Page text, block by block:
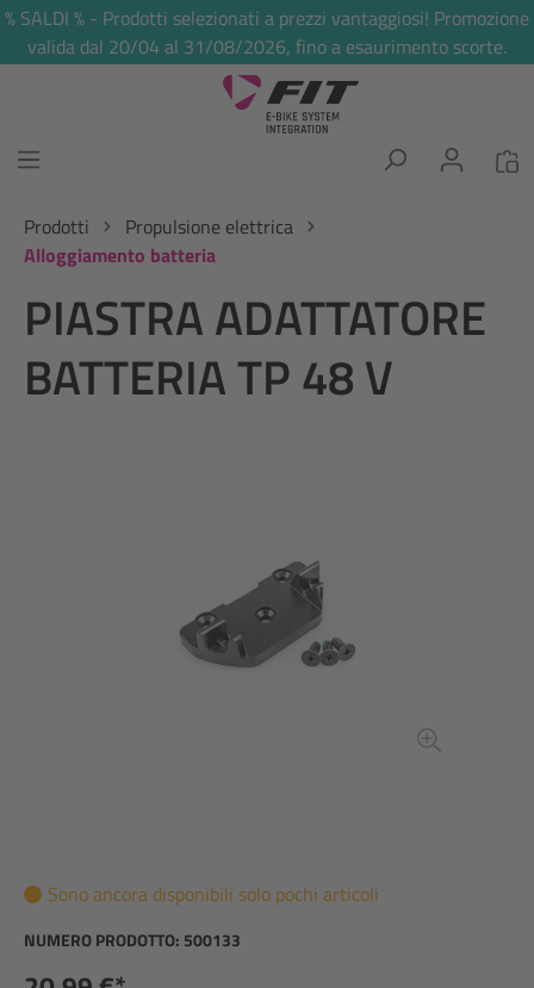
principale
% SALDI % - Prodotti selezionati a prezzi vantaggiosi! Promozione
valida dal 20/04 al 31/08/2026, fino a esaurimento scorte.
Prodotti
Propulsione elettrica
Alloggiamento batteria
PIASTRA ADATTATORE
BATTERIA TP 48 V
Sono ancora disponibili solo pochi articoli
NUMERO PRODOTTO: 500133